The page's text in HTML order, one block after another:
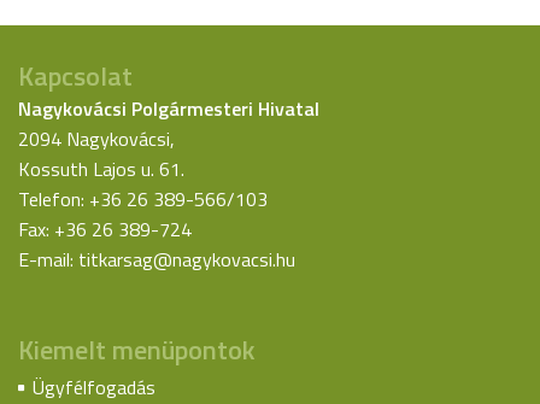
Kapcsolat
Nagykovácsi Polgármesteri Hivatal
2094 Nagykovácsi,
Kossuth Lajos u. 61.
Telefon: +36 26 389-566/103
Fax: +36 26 389-724
E-mail: titkarsag@nagykovacsi.hu
Kiemelt menüpontok
Ügyfélfogadás